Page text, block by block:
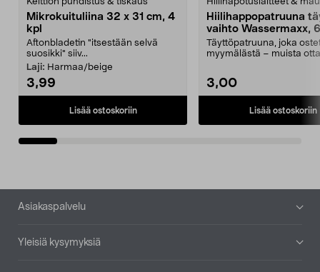
Mikrokuituliina 32 x 31 cm, 4
kpl
Aftonbladetin "itsestään selvä
suosikki" siiv...
Laji: Harmaa/beige
3,99
Lisää ostoskoriin
Hiilihappopatruuna
vaihto Wassermaxx,
Täyttöpatruuna, joka
myymälästä – muista
3,00
Lisää ostoskoriin
Alatunniste
Asiakaspalvelu
Yleisiä kysymyksiä